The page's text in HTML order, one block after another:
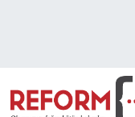
Hava Durumu